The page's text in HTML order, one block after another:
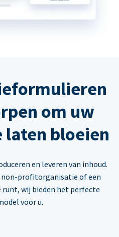
om uw
bloeien
en leveren van inhoud.
non-profitorganisatie of een
wij bieden het perfecte
voor u.